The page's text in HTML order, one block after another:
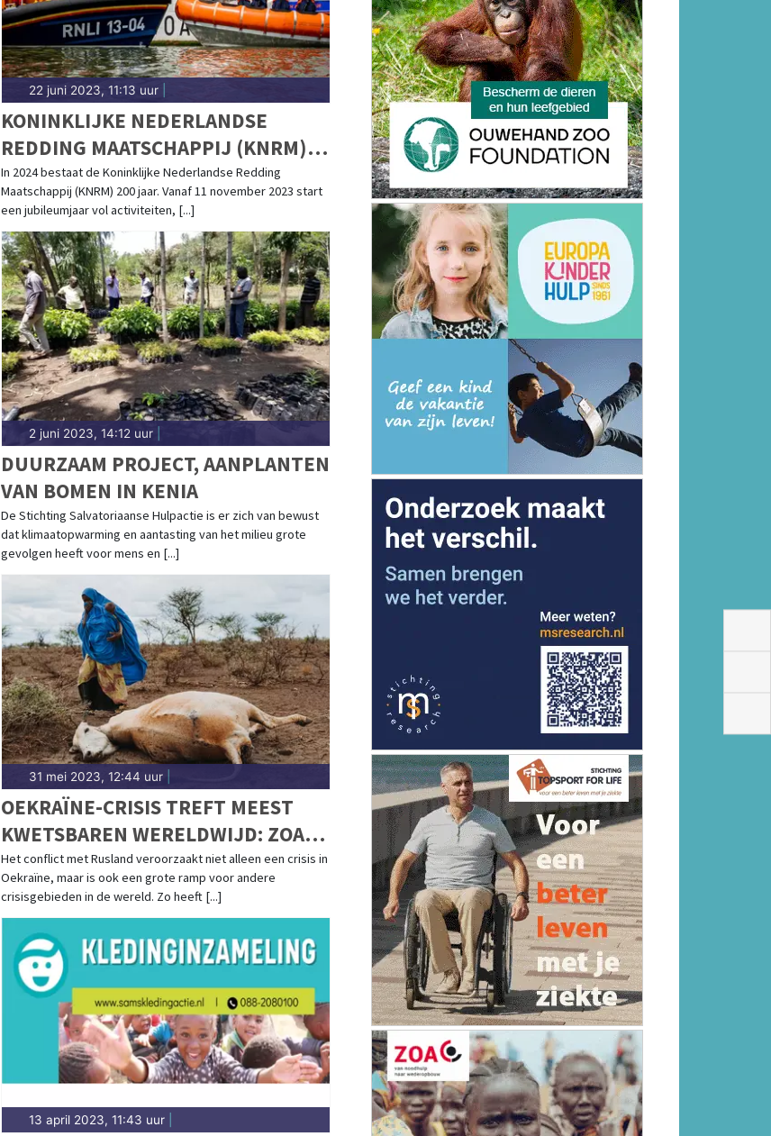
22 juni 2023, 11:13 uur|
KONINKLIJKE NEDERLANDSE
REDDING MAATSCHAPPIJ (KNRM)
VIERT EEN JAAR LANG 200-JARIG
BESTAAN
In 2024 bestaat de Koninklijke Nederlandse Redding
Maatschappij (KNRM) 200 jaar. Vanaf 11 november 2023 start
een jubileumjaar vol activiteiten, [...]
2 juni 2023, 14:12 uur|
DUURZAAM PROJECT, AANPLANTEN
VAN BOMEN IN KENIA
De Stichting Salvatoriaanse Hulpactie is er zich van bewust
dat klimaatopwarming en aantasting van het milieu grote
gevolgen heeft voor mens en [...]
31 mei 2023, 12:44 uur|
OEKRAÏNE-CRISIS TREFT MEEST
KWETSBAREN WERELDWIJD: ZOA
PUBLICEERT JAARVERSLAG 2022
Het conflict met Rusland veroorzaakt niet alleen een crisis in
Oekraïne, maar is ook een grote ramp voor andere
crisisgebieden in de wereld. Zo heeft [...]
13 april 2023, 11:43 uur|